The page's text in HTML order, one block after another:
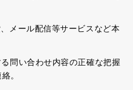
メール配信等サービスなど本
問い合わせ内容の正確な把握
。